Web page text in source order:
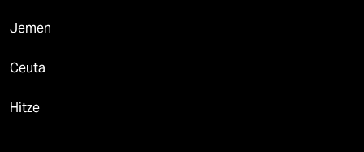
Jemen
Ceuta
Hitze